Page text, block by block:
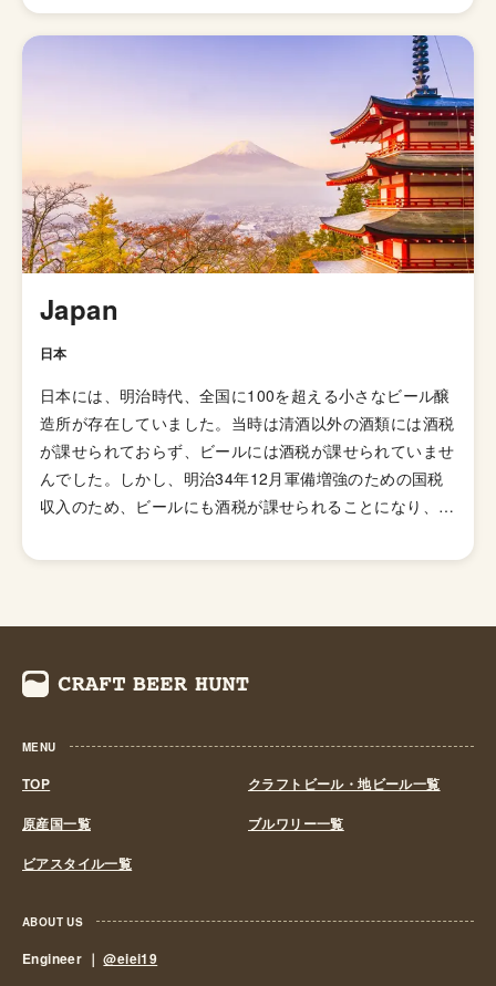
が山ほどあるのでこれと言った型として説明しずらいスタ
イルになっています。 発祥はイギリスですが、柑橘様の
ホップの香りが華やかに感じられる「アメリカン・ペール
エール」が発明されてたのきっかけに世界中に広がりまし
た。あまりとりあげられないですが、「イングリッシュ・
ペールエール」と呼ばれる群も存在していて、品評会でも
別のスタイルで扱われています。起源はイングランドの田
園地帯で醸造されていたアンバー色のオクトーバービール
とされています。 日本のクラフトビールの代表格「よな
よなエール」がこのペールエールで、苦味も比較的控えめ
ビールビギナーにオススメのスタイルと言えます。
Japan
日本
日本には、明治時代、全国に100を超える小さなビール醸
造所が存在していました。当時は清酒以外の酒類には酒税
が課せられておらず、ビールには酒税が課せられていませ
んでした。しかし、明治34年12月軍備増強のための国税
収入のため、ビールにも酒税が課せられることになり、資
を消していきました。これによりビール作りは戦後しばら
の年間2,000キロリッターから60キロリッターに引き下げ
られたことで転機がおとずれます。これにより、再び小規
が誕生する流れができました。ちなみ、地ビール製造免許
第1号は新潟県のエチゴビールと北海道のオホーツクビー
「オホーツクビール」が発売されました。 この経済政策
は功を奏し、日本中に続々と地ビール製造業社が生まれ、
造所が全国各地に誕生しました。しかし、ただブームだけ
に乗って参入したきた業社は、ビールの品質が低かった
MENU
TOP
クラフトビール・地ビール一覧
原産国一覧
ブルワリー一覧
ビアスタイル一覧
ABOUT US
Engineer ｜@eiei19